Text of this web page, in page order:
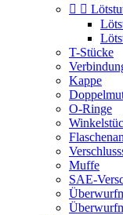
 
T-Stücke
Kappe
O-Ringe
Muffe
SAE-